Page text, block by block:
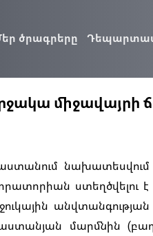
ծրագրերը
մարմնին